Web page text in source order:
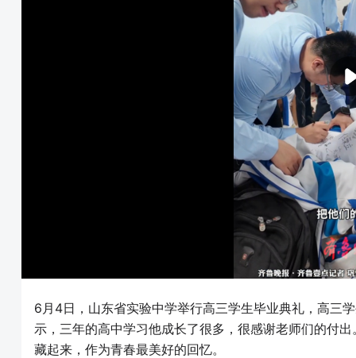
6月4日，山东省实验中学举行高三学生毕业典礼，高三
示，三年的高中学习他成长了很多，很感谢老师们的付
藏起来，作为青春最美好的回忆。